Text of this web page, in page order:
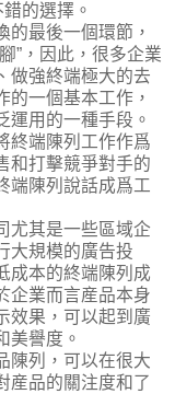
的選擇。
最後一個環節，
”，因此，很多企業
做強終端極大的去
的一個基本工作，
運用的一種手段。
終端陳列工作作爲
和打擊競爭對手的
端陳列說話成爲工
其是一些區域企
大規模的廣告投
成本的終端陳列成
企業而言産品本身
效果，可以起到廣
美譽度。
列，可以在很大
産品的關注度和了